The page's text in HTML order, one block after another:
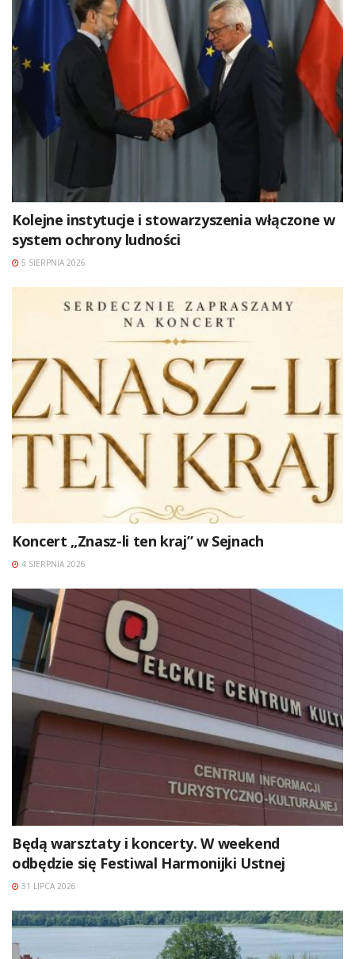
Kolejne instytucje i stowarzyszenia włączone w
system ochrony ludności
5 SIERPNIA 2026
Koncert „Znasz-li ten kraj” w Sejnach
4 SIERPNIA 2026
Będą warsztaty i koncerty. W weekend
odbędzie się Festiwal Harmonijki Ustnej
31 LIPCA 2026